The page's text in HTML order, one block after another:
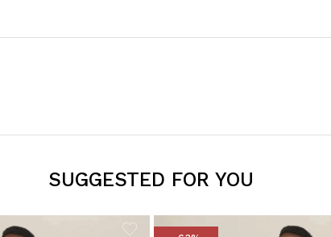
SUGGESTED FOR YOU